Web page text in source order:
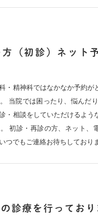
（初診）ネット
・精神科ではなかなか予約が
当院では困ったり、悩んだ
・相談をしていただけるよう
初診・再診の方、ネット、
つでもご連絡お待ちしており
診療を行っており